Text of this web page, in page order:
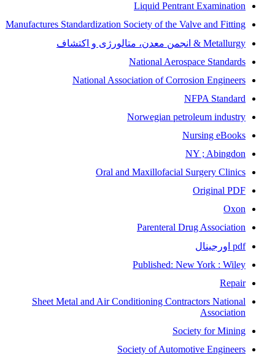
Liquid Pentrant Examination
Manufactures Standardization Society of the Valve and Fitting
Metallurgy & انجمن معدن، متالورژی و اکتشاف
National Aerospace Standards
National Association of Corrosion Engineers
NFPA Standard
Norwegian petroleum industry
Nursing eBooks
NY ; Abingdon
Oral and Maxillofacial Surgery Clinics
Original PDF
Oxon
Parenteral Drug Association
pdf اورجینال
Published: New York : Wiley
Repair
Sheet Metal and Air Conditioning Contractors National
Association
Society for Mining
Society of Automotive Engineers